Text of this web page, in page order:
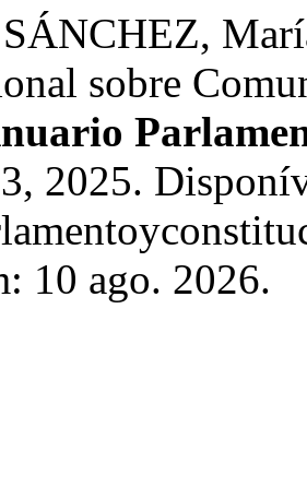
sobre
2025.
10 ago. 2026.